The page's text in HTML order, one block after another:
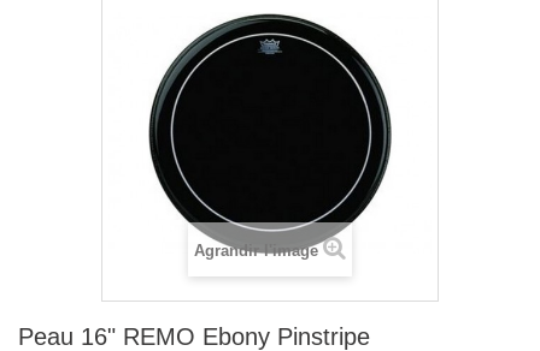
Agrandir l'image
Peau 16" REMO Ebony Pinstripe